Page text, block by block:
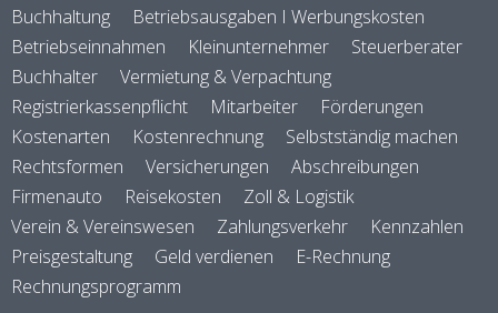
Buchhaltung
Betriebsausgaben I Werbungskosten
Betriebseinnahmen
Kleinunternehmer
Steuerberater
Buchhalter
Vermietung & Verpachtung
Registrierkassenpflicht
Mitarbeiter
Förderungen
Kostenarten
Kostenrechnung
Selbstständig machen
Rechtsformen
Versicherungen
Abschreibungen
Firmenauto
Reisekosten
Zoll & Logistik
Verein & Vereinswesen
Zahlungsverkehr
Kennzahlen
Preisgestaltung
Geld verdienen
E-Rechnung
Rechnungsprogramm